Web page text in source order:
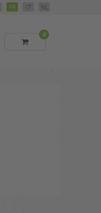
FR IT NL
0